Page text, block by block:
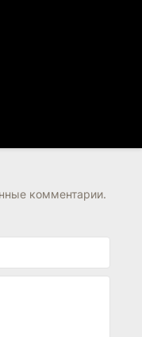
комментарии.